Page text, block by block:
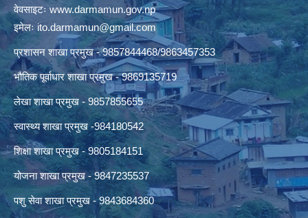
वेवसाइटःwww.darmamun.gov.np
इमेलःito.darmamun@gmail.com
प्रशासन शाखा प्रमुख - 9857844468/9863457353
भौतिक पूर्वाधार शाखा प्रमुख - 9869135719
लेखा शाखा प्रमुख - 9857855655
स्वास्थ्य शाखा प्रमुख -984180542
शिक्षा शाखा प्रमुख - 9805184151
योजना शाखा प्रमुख - 9847235537
पशु सेवा शाखा प्रमुख - 9843684360